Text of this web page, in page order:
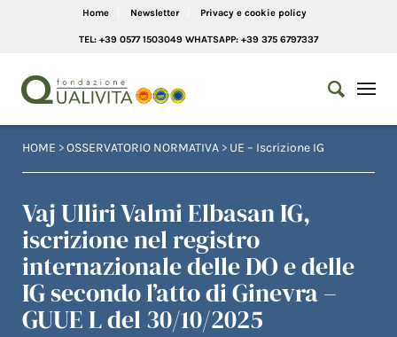
Home Newsletter Privacy e cookie policy
TEL: +39 0577 1503049 WHATSAPP: +39 375 6797337
HOME >OSSERVATORIO NORMATIVA > UE – Iscrizione IG
Vaj Ulliri Valmi Elbasan IG,
iscrizione nel registro
internazionale delle DO e delle
IG secondo l’atto di Ginevra –
GUUE L del 30/10/2025